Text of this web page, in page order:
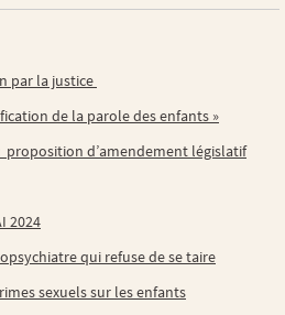
par la justice
de la parole des enfants »
: proposition d’amendement législatif
2024
qui refuse de se taire
sexuels sur les enfants